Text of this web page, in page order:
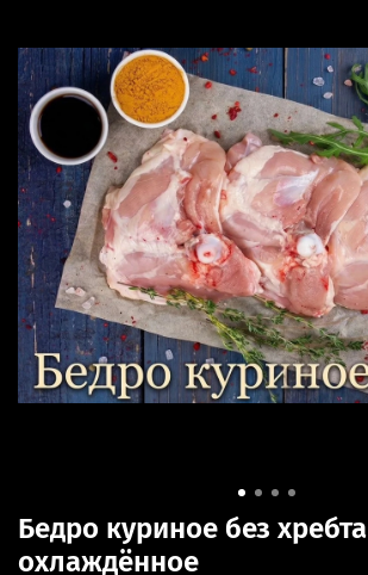
Бедро куриное без хребта
охлаждённое